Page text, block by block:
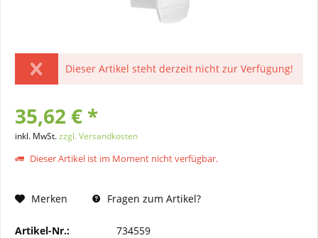
Dieser Artikel steht derzeit nicht zur Verfügung!
35,62 € *
inkl. MwSt.zzgl. Versandkosten
Dieser Artikel ist im Moment nicht verfügbar.
Merken Fragen zum Artikel?
Artikel-Nr.:
734559